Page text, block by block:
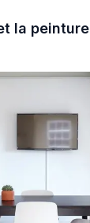
la peinture